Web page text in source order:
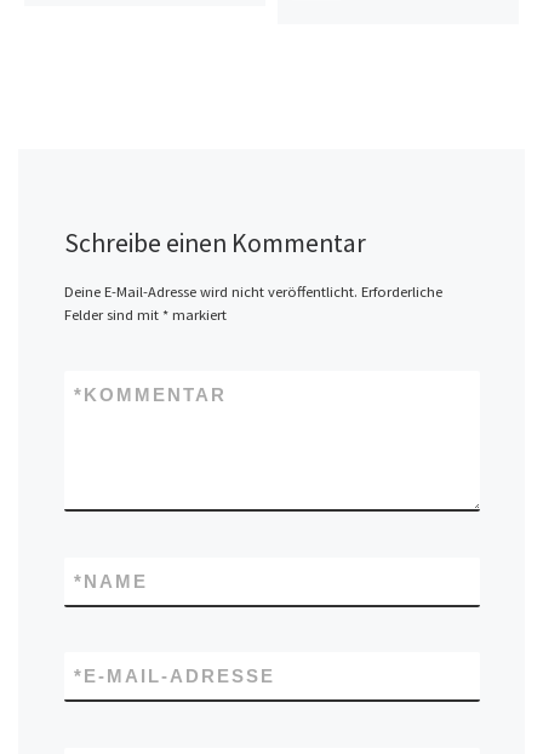
Schreibe einen Kommentar
Deine E-Mail-Adresse wird nicht veröffentlicht. Erforderliche
Felder sind mit *markiert
KOMMENTAR
*
NAME
*
E-MAIL-ADRESSE
*